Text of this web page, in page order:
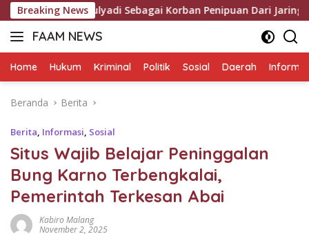
Langsung
ke
konten
Breaking News
Sebagai Korban Penipuan Dari Jaringan Pemasok PT.
FAAM NEWS
Mengungkap
Mengawal
Home Hukum Kriminal Politik Sosial Daerah
Beranda Berita
Berita, Informasi, Sosial
Situs Wajib Belajar Peninggalan
Bung Karno Terbengkalai,
Pemerintah Terkesan Abai
Kabiro Malang
November 2, 2025